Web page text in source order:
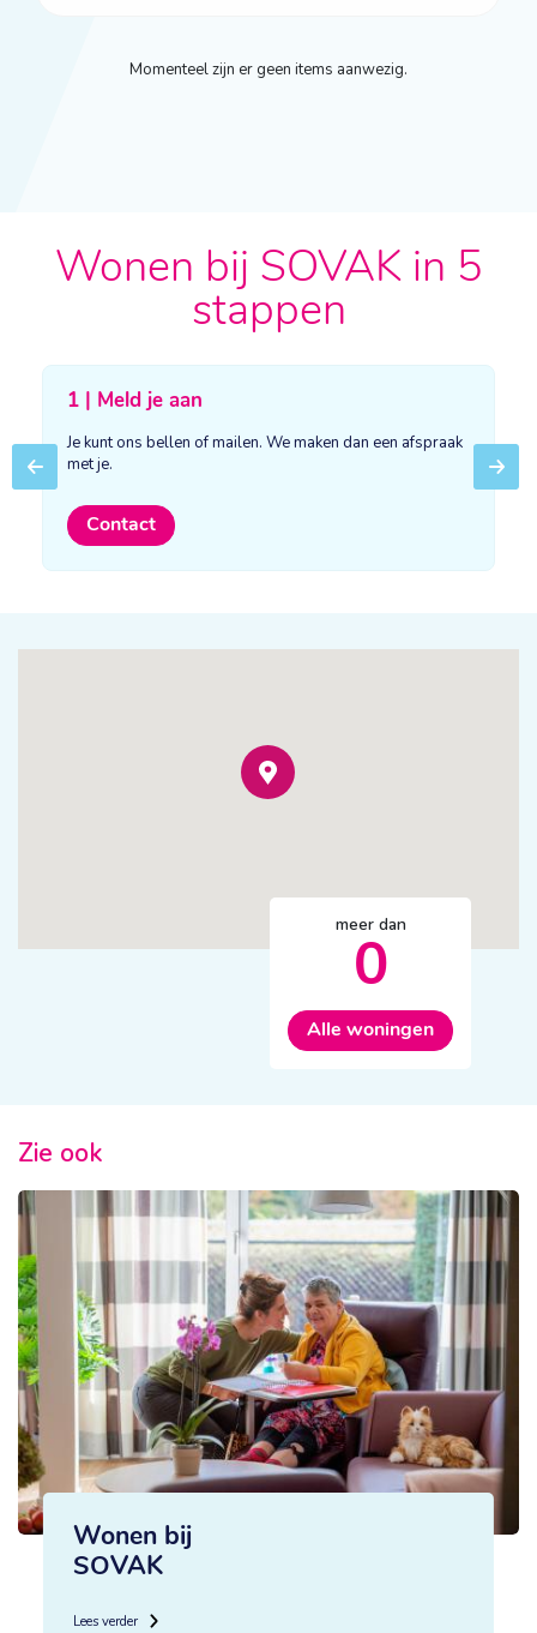
Momenteel zijn er geen items aanwezig.
Wonen bij SOVAK in 5
stappen
Previous
1 | Meld je aan
Je kunt ons bellen of mailen. We maken dan een afspraak
met je.
Contact
Next
meer dan
0
Alle woningen
Zie ook
Wonen bij
SOVAK
Lees verder